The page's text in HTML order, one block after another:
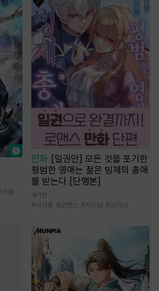
수물
만화 [일권만] 모든 것을 포기한
평범한 영애는 젊은 빙제의 총애
를 받는다 [단행본]
1천
#서양풍 #로맨스 #직진남 #상처녀